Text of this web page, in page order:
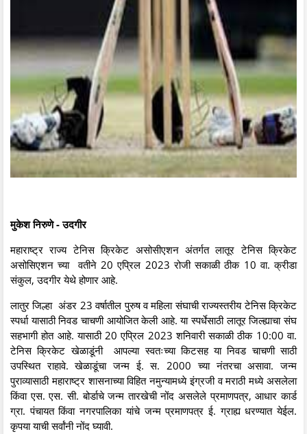
मुकेश निरुणे - उदगीर
महाराष्ट्र राज्य टेनिस क्रिकेट असोसीएशन अंतर्गत लातूर टेनिस क्रिकेट
असोसिएशन च्या वतीने 20 एप्रिल 2023 रोजी सकाळी ठीक 10 वा. क्रीडा
संकुल, उदगीर येथे होणार आहे.
लातुर जिल्हा अंडर 23 वर्षातील पुरुष व महिला संघाची राज्यस्तरीय टेनिस क्रिकेट
स्पर्धा यासाठी निवड चाचणी आयोजित केली आहे. या स्पर्धेसाठी लातूर जिल्ह्याचा संघ
सहभागी होत आहे. यासाठी 20 एप्रिल 2023 शनिवारी सकाळी ठीक 10:00 वा.
टेनिस क्रिकेट खेळाडूंनी आपल्या स्वतःच्या किटसह या निवड चाचणी साठी
उपस्थित राहावे. खेळाडूंचा जन्म ई. स. 2000 च्या नंतरचा असावा. जन्म
पुराव्यासाठी महाराष्ट्र शासनाच्या विहित नमुन्यामध्ये इंग्रजी व मराठी मध्ये असलेला
किंवा एस. एस. सी. बोर्डाचे जन्म तारखेची नोंद असलेले प्रमाणपत्र, आधार कार्ड
ग्रा. पंचायत किंवा नगरपालिका यांचे जन्म प्रमाणपत्र ई. ग्राह्य धरण्यात येईल.
कृपया याची सर्वांनी नोंद घ्यावी.